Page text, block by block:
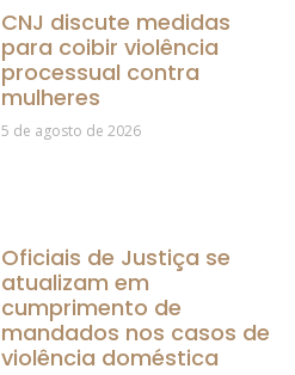
CNJ discute medidas
para coibir violência
processual contra
mulheres
5 de agosto de 2026
Oficiais de Justiça se
atualizam em
cumprimento de
mandados nos casos de
violência doméstica